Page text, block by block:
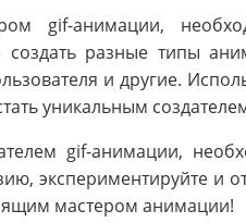
gif-анимации,
создать разные типы
и другие.
уникальным
gif-анимации,
экспериментируйте и
мастером анимации!